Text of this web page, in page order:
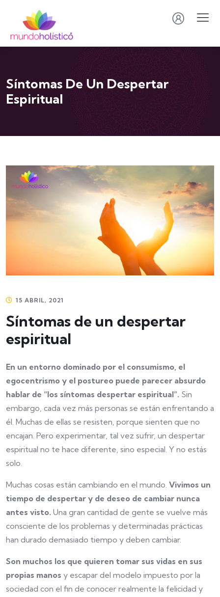
Síntomas De Un Despertar
Espiritual
15 ABRIL, 2021
Síntomas de un despertar
espiritual
En un entorno dominado por el consumismo, el
egocentrismo y el postureo puede parecer absurdo
hablar de “los síntomas despertar espiritual”. Sin
embargo, cada vez más personas se están enfrentando a
él. Muchas de ellas se resisten, porque sienten que no
encajan. Pero experimentar, tal vez sufrir, un despertar
espiritual no te hace diferente, sino especial. Y no estás
solo.
Muchas cosas están cambiando en el mundo. Vivimos un
tiempo de despertar y de deseo de cambiar nunca
antes visto. Una gran cantidad de gente se vuelve más
consciente de los problemas y determinadas prácticas
han durado demasiado tiempo y deben cambiar.
Son muchos los que quieren tomar sus vidas en sus
propias manos y escapar del modelo impuesto por la
sociedad con el fin de conocer realmente la felicidad y